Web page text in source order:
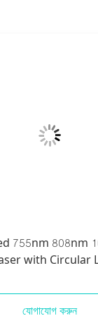
755nm 808nm
with Circular
যোগাযোগ করুন